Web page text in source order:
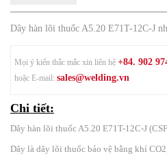
Dây hàn lõi thuốc A5.20 E71T-12C-J
Mọi ý kiến thắc mắc xin liên hệ +84. 902
hoặc E-mail: sales@welding.vn
Chi tiết:
Dây hàn lõi thuốc A5.20 E71T-12C-J
Dây là dây lõi thuốc bảo vệ bằng khí